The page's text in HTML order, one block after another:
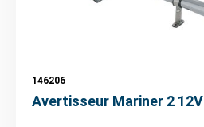
146206
Avertisseur Mariner 2 12V